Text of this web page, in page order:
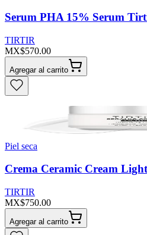
Serum PHA 15% Serum
TIRTIR
MX$570.00
Agregar al carrito
Piel seca
Crema Ceramic Cream
TIRTIR
MX$750.00
Agregar al carrito